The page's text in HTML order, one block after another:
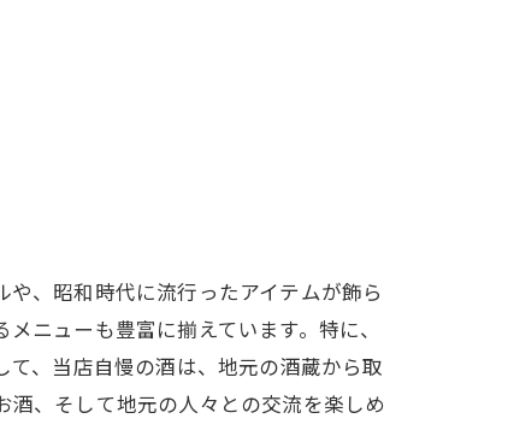
、昭和時代に流行ったアイテムが飾ら
ニューも豊富に揃えています。特に、
、当店自慢の酒は、地元の酒蔵から取
、そして地元の人々との交流を楽しめ